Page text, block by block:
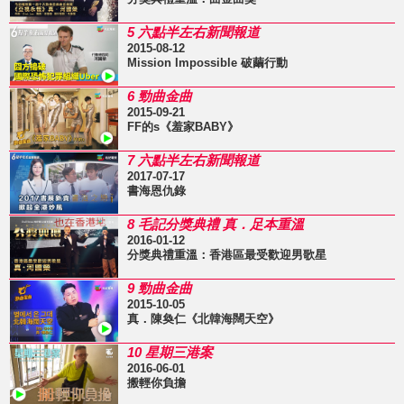
5 六點半左右新聞報道
2015-08-12
Mission Impossible 破繭行動
6 勁曲金曲
2015-09-21
FF的s《羞家BABY》
7 六點半左右新聞報道
2017-07-17
書海恩仇錄
8 毛記分獎典禮 真．足本重溫
2016-01-12
分獎典禮重溫：香港區最受歡迎男歌星
9 勁曲金曲
2015-10-05
真．陳奐仁《北韓海闊天空》
10 星期三港案
2016-06-01
搬輕你負擔